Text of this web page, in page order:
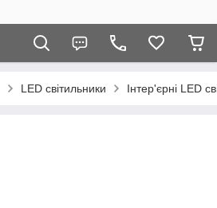
LED світильники Інтер'єрні LED